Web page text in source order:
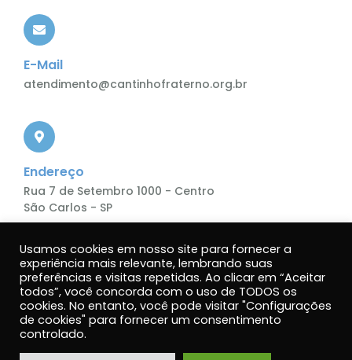
E-Mail
atendimento@cantinhofraterno.org.br
Endereço
Rua 7 de Setembro 1000 - Centro
São Carlos - SP
Política de Privacidade.
Usamos cookies em nosso site para fornecer a
experiência mais relevante, lembrando suas
preferências e visitas repetidas. Ao clicar em “Aceitar
todos”, você concorda com o uso de TODOS os
cookies. No entanto, você pode visitar "Configurações
de cookies" para fornecer um consentimento
controlado.